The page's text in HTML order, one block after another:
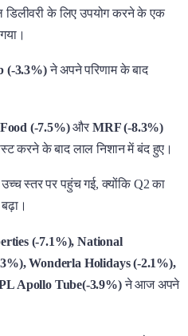
डिलीवरी के लिए उपयोग करने के एक
(-3.3%)ने अपने परिणाम के बाद
(-7.5%)और MRF (-8.3%)
करने के बाद लाल निशान में बंद हुए।
स्तर पर पहुंच गई, क्योंकि Q2 का
(-7.1%), National
Wonderla Holidays (-2.1%),
Apollo Tube(-3.9%)ने आज अपने